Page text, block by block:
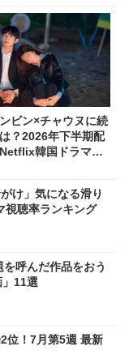
ビン×チャウヌに続
？2026年下半期配
韓国ドラマ」8
け」気になる滑り
視聴率ランキング
呼んだ作品をおう
11選
位！7月第5週 最新